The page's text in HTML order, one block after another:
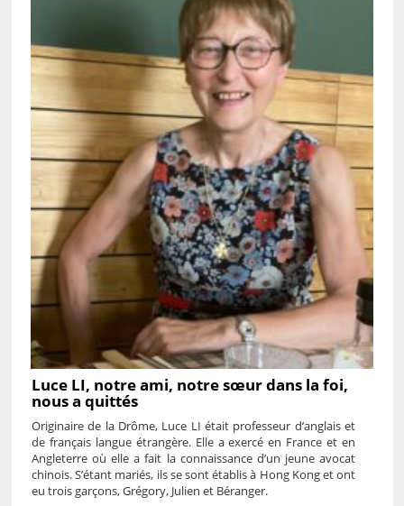
Luce LI, notre ami, notre sœur dans la foi,
nous a quittés
Originaire de la Drôme, Luce LI était professeur d’anglais et
de français langue étrangère. Elle a exercé en France et en
Angleterre où elle a fait la connaissance d’un jeune avocat
chinois. S’étant mariés, ils se sont établis à Hong Kong et ont
eu trois garçons, Grégory, Julien et Béranger.